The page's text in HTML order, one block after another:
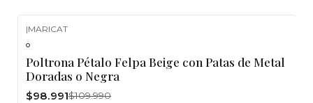
Poltrona gris felpa, poltrona patas doradas,
poltrona patas negras, sillón individual gris,
poltrona moderna compacta, poltrona living
Agotado
|MARICAT
Poltrona Pétalo Felpa Beige con Patas de Metal
Doradas o Negra
$98.991$109.990